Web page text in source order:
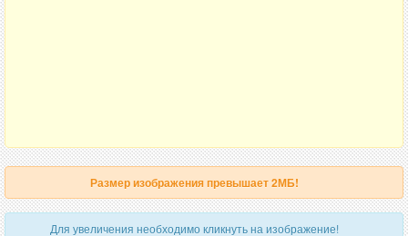
Размер изображения превышает 2МБ!
Для увеличения необходимо кликнуть на изображение!